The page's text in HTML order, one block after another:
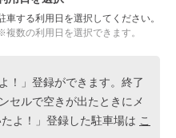
車する利用日を選択してください。
複数の利用日を選択できます。
！」登録ができます。終了
セルで空きが出たときにメ
よ！」登録した駐車場は こ